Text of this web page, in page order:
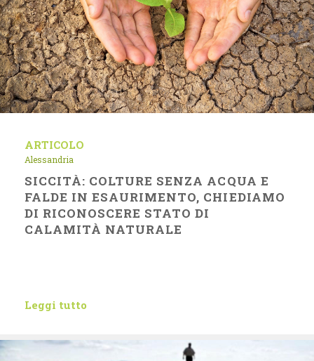
ARTICOLO
Alessandria
SICCITÀ: COLTURE SENZA ACQUA E
FALDE IN ESAURIMENTO, CHIEDIAMO
DI RICONOSCERE STATO DI
CALAMITÀ NATURALE
Leggi tutto